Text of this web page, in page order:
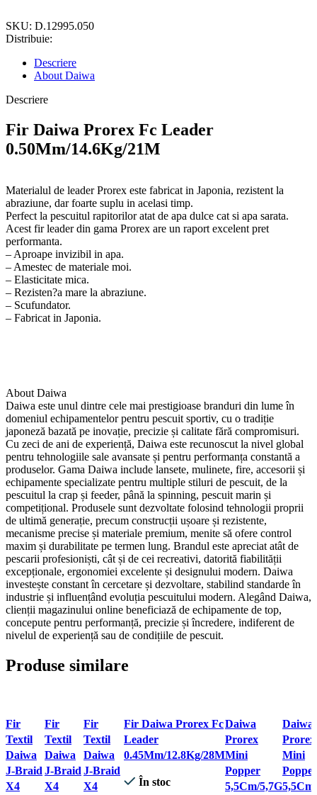
SKU: D.12995.050
Distribuie:
Descriere
About Daiwa
Descriere
Fir Daiwa Prorex Fc Leader
0.50Mm/14.6Kg/21M
Materialul de leader Prorex este fabricat in Japonia, rezistent la
abraziune, dar foarte suplu in acelasi timp.
Perfect la pescuitul rapitorilor atat de apa dulce cat si apa sarata.
Acest fir leader din gama Prorex are un raport excelent pret
performanta.
– Aproape invizibil in apa.
– Amestec de materiale moi.
– Elasticitate mica.
– Rezisten?a mare la abraziune.
– Scufundator.
– Fabricat in Japonia.
About Daiwa
Daiwa este unul dintre cele mai prestigioase branduri din lume în
domeniul echipamentelor pentru pescuit sportiv, cu o tradiție
japoneză bazată pe inovație, precizie și calitate fără compromisuri.
Cu zeci de ani de experiență, Daiwa este recunoscut la nivel global
pentru tehnologiile sale avansate și pentru performanța constantă a
produselor. Gama Daiwa include lansete, mulinete, fire, accesorii și
echipamente specializate pentru multiple stiluri de pescuit, de la
pescuitul la crap și feeder, până la spinning, pescuit marin și
competițional. Produsele sunt dezvoltate folosind tehnologii proprii
de ultimă generație, precum construcții ușoare și rezistente,
mecanisme precise și materiale premium, menite să ofere control
maxim și durabilitate pe termen lung. Brandul este apreciat atât de
pescarii profesioniști, cât și de cei recreativi, datorită fiabilității
excepționale, ergonomiei excelente și designului modern. Daiwa
investește constant în cercetare și dezvoltare, stabilind standarde în
industrie și influențând evoluția pescuitului modern. Alegând Daiwa,
clienții magazinului online beneficiază de echipamente de top,
concepute pentru performanță, precizie și încredere, indiferent de
nivelul de experiență sau de condițiile de pescuit.
Produse similare
view
Adaugă
la
favorite
Fir
Textil
Daiwa
J-Braid
X4
view
Adaugă
la
favorite
Fir
Textil
Daiwa
J-Braid
X4
view
Adaugă
la
favorite
Fir
Textil
Daiwa
J-Braid
X4
Adaugă la favorite
Fir Daiwa Prorex Fc
Leader
0.45Mm/12.8Kg/28M
În stoc
Adaugă la
favorite
Daiwa
Prorex
Mini
Popper
5,5Cm/5,7G
favorite
Daiwa
Prorex
Mini
Popper